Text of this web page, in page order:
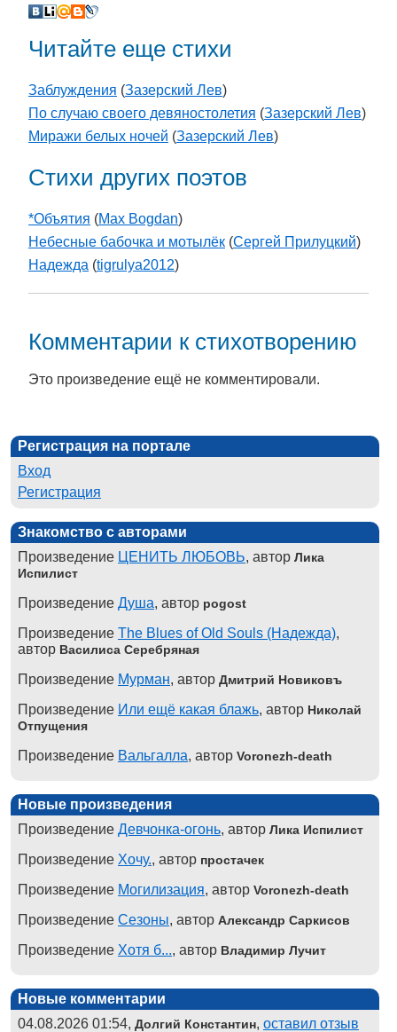
Читайте еще стихи
Заблуждения (Зазерский Лев)
По случаю своего девяностолетия (Зазерский Лев)
Миражи белых ночей (Зазерский Лев)
Стихи других поэтов
*Объятия (Max Bogdan)
Небесные бабочка и мотылёк (Сергей Прилуцкий)
Надежда (tigrulya2012)
Комментарии к стихотворению
Это произведение ещё не комментировали.
Регистрация на портале
Вход
Регистрация
Знакомство с авторами
Произведение ЦЕНИТЬ ЛЮБОВЬ, автор Лика
Испилист
Произведение Душа, автор pogost
Произведение The Blues of Old Souls (Надежда),
автор Василиса Серебряная
Произведение Мурман, автор Дмитрий Новиковъ
Произведение Или ещё какая блажь, автор Николай
Отпущения
Произведение Вальгалла, автор Voronezh-death
Новые произведения
Произведение Девчонка-огонь, автор Лика Испилист
Произведение Хочу., автор простачек
Произведение Могилизация, автор Voronezh-death
Произведение Сезоны, автор Александр Саркисов
Произведение Хотя б..., автор Владимир Лучит
Новые комментарии
04.08.2026 01:54, Долгий Константин, оставил отзыв